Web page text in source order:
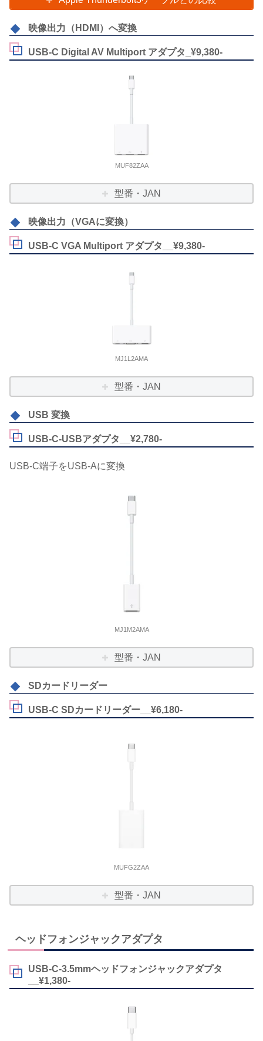
映像出力（HDMI）へ変換
USB-C Digital AV Multiport アダプタ_¥9,380-
MUF82ZAA
型番・JAN
映像出力（VGAに変換）
USB-C VGA Multiport アダプタ__¥9,380-
MJ1L2AMA
型番・JAN
USB 変換
USB-C-USBアダプタ__¥2,780-
USB-C端子をUSB-Aに変換
MJ1M2AMA
型番・JAN
SDカードリーダー
USB-C SDカードリーダー__¥6,180-
MUFG2ZAA
型番・JAN
ヘッドフォンジャックアダプタ
USB-C-3.5mmヘッドフォンジャックアダプタ
__¥1,380-